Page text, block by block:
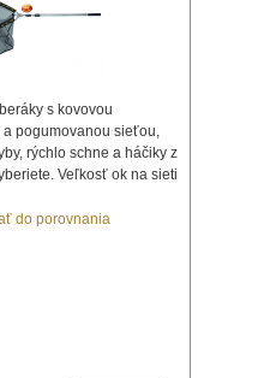
s kovovou
pogumovanou sieťou,
rýchlo schne a háčiky z
Veľkosť ok na sieti
do porovnania